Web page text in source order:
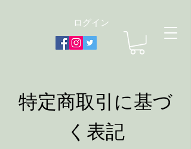
ログイン
特定商取引に基づ
く表記